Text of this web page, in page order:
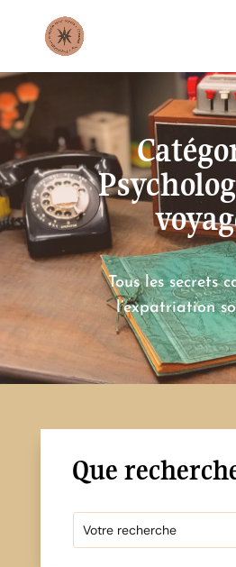
Tous les secrets
l’expatriation
Que